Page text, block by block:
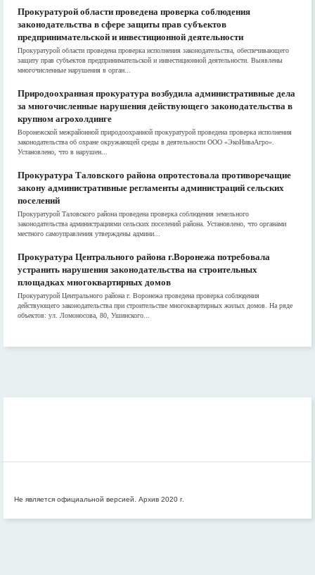
Прокуратурой области проведена проверка соблюдения
законодательства в сфере защиты прав субъектов
предпринимательской и инвестиционной деятельности
Прокуратурой области проведена проверка исполнения законодательства, обеспечивающего
защиту прав субъектов предпринимательской и инвестиционной деятельности. Выявлены
многочисленные нарушения в орган...
Природоохранная прокуратура возбудила административные дела
за многочисленные нарушения действующего законодательства в
крупном агрохолдинге
Воронежской межрайонной природоохранной прокуратурой проведена проверка исполнения
законодательства об охране окружающей среды в деятельности ООО «ЭкоНиваАгро».
Установлено, что в нарушен...
Прокуратура Таловского района опротестовала противоречащие
закону административные регламенты администраций сельских
поселений
Прокуратурой Таловского района проведена проверка соблюдения земельного
законодательства администрациями сельских поселений района. Установлено, что органами
местного самоуправления утверждены админи...
Прокуратура Центрального района г.Воронежа потребовала
устранить нарушения законодательства на строительных
площадках многоквартирных домов
Прокуратурой Центрального района г. Воронежа проведена проверка соблюдения
действующего законодательства при строительстве многоквартирных жилых домов. На ряде
объектов: ул. Ломоносова, 80, Ушинского...
Не является официальной версией. Архив 2020 г.